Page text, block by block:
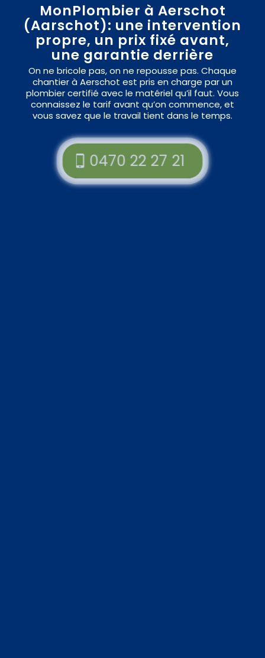
MonPlombier à Aerschot
(Aarschot): une intervention
propre, un prix fixé avant,
une garantie derrière
On ne bricole pas, on ne repousse pas. Chaque
chantier à Aerschot est pris en charge par un
plombier certifié avec le matériel qu’il faut. Vous
connaissez le tarif avant qu’on commence, et
vous savez que le travail tient dans le temps.
0470 22 27 21